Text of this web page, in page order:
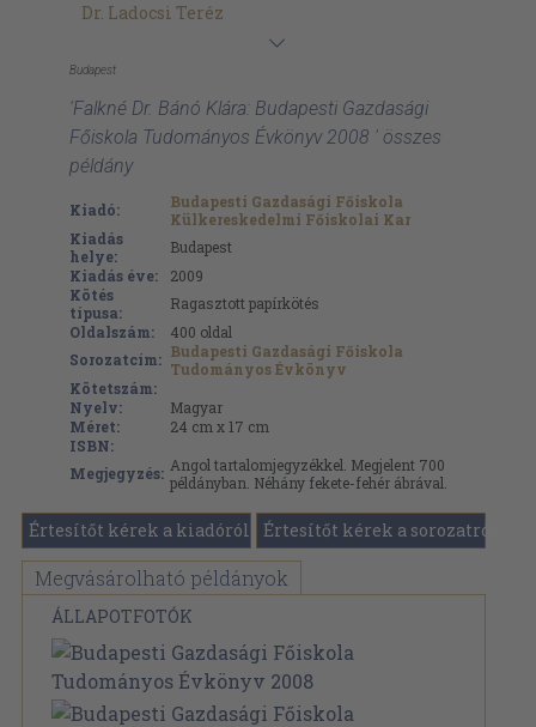
Dr. Ladocsi Teréz
Budapest
'Falkné Dr. Bánó Klára: Budapesti Gazdasági
Főiskola Tudományos Évkönyv 2008 ' összes
példány
Kiadó:
Budapesti Gazdasági Főiskola
Külkereskedelmi Főiskolai Kar
Kiadás
helye:
Budapest
Kiadás éve:
2009
Kötés
típusa:
Ragasztott papírkötés
Oldalszám:
400 oldal
Sorozatcím: Budapesti Gazdasági Főiskola
Tudományos Évkönyv
Kötetszám:
Nyelv:
Magyar
Méret:
24 cm x 17 cm
ISBN:
Megjegyzés: Angol tartalomjegyzékkel. Megjelent 700
példányban. Néhány fekete-fehér ábrával.
Értesítőt kérek a kiadóról Értesítőt kérek a sorozatról
Megvásárolható példányok
ÁLLAPOTFOTÓK